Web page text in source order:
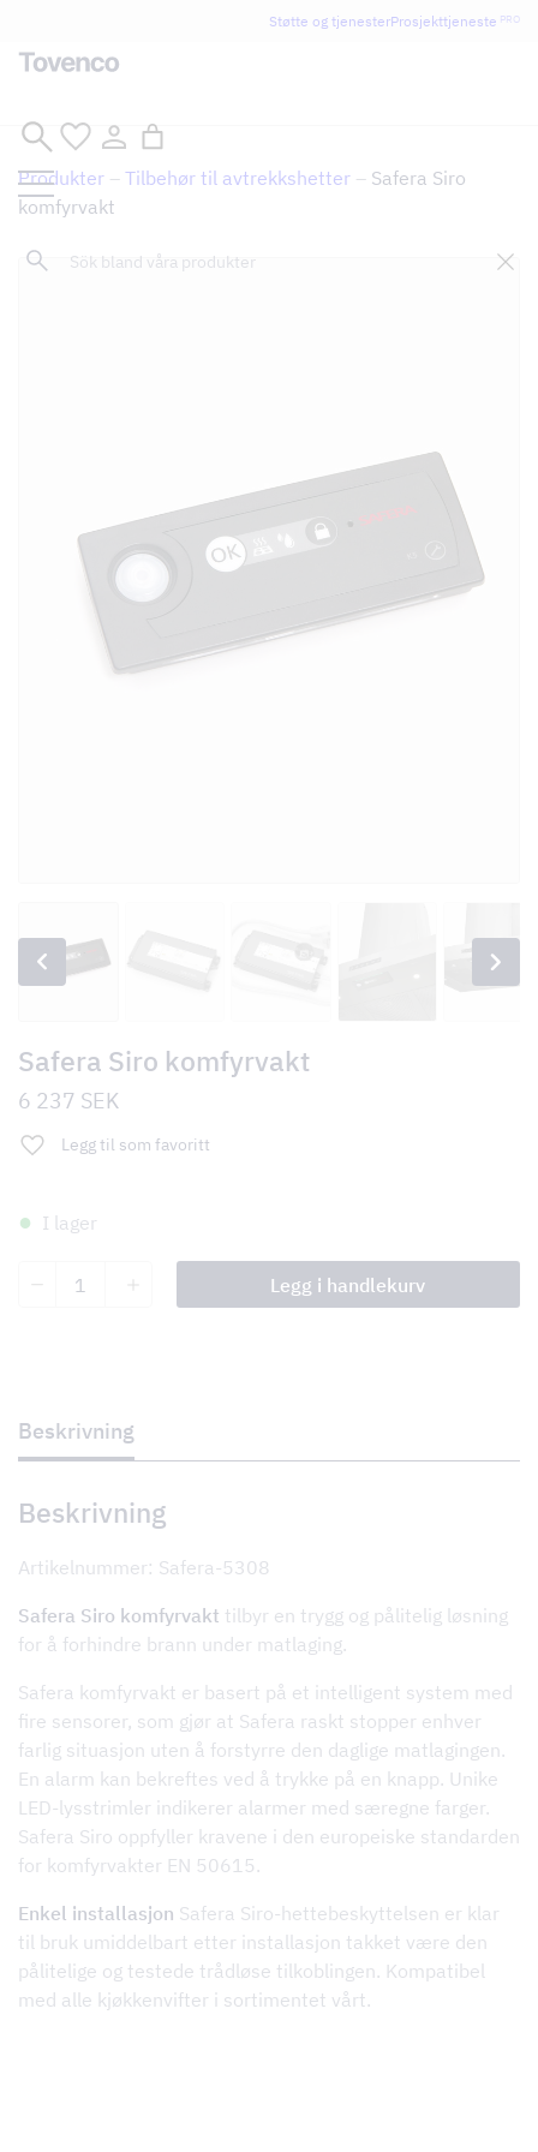
Hopp
innhold
Støtte og tjenesterProsjekttjeneste PRO
Sök
Produkter – Tilbehør til avtrekkshetter – Safera Siro
komfyrvakt
Safera Siro komfyrvakt
6 237 SEK
Legg til som favoritt
I lager
Legg i handlekurv
Beskrivning
Beskrivning
Artikelnummer: Safera-5308
Safera Siro komfyrvakt tilbyr en trygg og pålitelig løsning
for å forhindre brann under matlaging.
Safera komfyrvakt er basert på et intelligent system med
fire sensorer, som gjør at Safera raskt stopper enhver
farlig situasjon uten å forstyrre den daglige matlagingen.
En alarm kan bekreftes ved å trykke på en knapp. Unike
LED-lysstrimler indikerer alarmer med særegne farger.
Safera Siro oppfyller kravene i den europeiske standarden
for komfyrvakter EN 50615.
Enkel installasjon Safera Siro-hettebeskyttelsen er klar
til bruk umiddelbart etter installasjon takket være den
pålitelige og testede trådløse tilkoblingen. Kompatibel
med alle kjøkkenvifter i sortimentet vårt.